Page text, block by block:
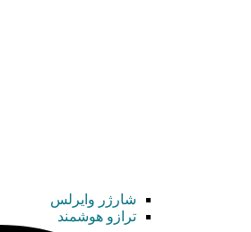
شارژر وایرلس
ترازو هوشمند